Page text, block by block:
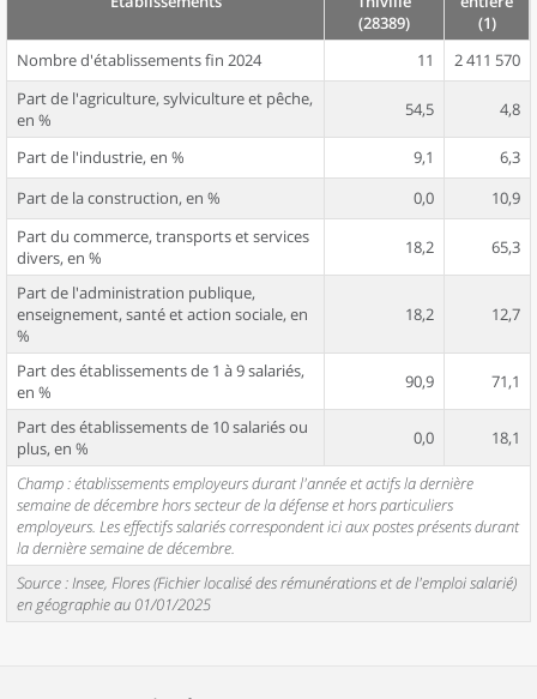
(28389)
(1)
Nombre d'établissements fin 2024
11
2 411 570
Part de l'agriculture, sylviculture et pêche,
en %
54,5 4,8
Part de l'industrie, en % 9,1
6,3
Part de la construction, en %
0,0
10,9
Part du commerce, transports et services
divers, en %
18,2 65,3
Part de l'administration publique,
enseignement, santé et action sociale, en
%
18,2 12,7
Part des établissements de 1 à 9 salariés,
en %
90,9 71,1
Part des établissements de 10 salariés ou
plus, en %
0,0 18,1
Champ : établissements employeurs durant l'année et actifs la dernière
semaine de décembre hors secteur de la défense et hors particuliers
employeurs. Les effectifs salariés correspondent ici aux postes présents durant
la dernière semaine de décembre.
Source : Insee, Flores (Fichier localisé des rémunérations et de l'emploi salarié)
en géographie au 01/01/2025